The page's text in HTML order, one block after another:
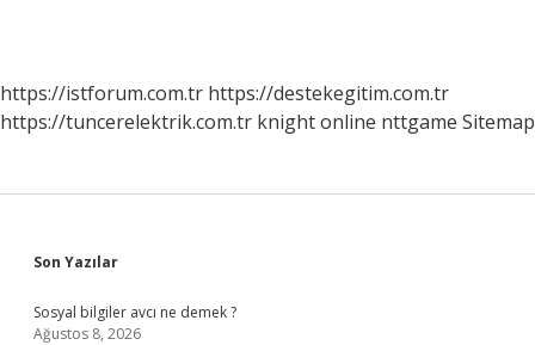
https://istforum.com.tr https://destekegitim.com.tr
https://tuncerelektrik.com.tr knight online nttgame Sitemap
Sidebar
Son Yazılar
Sosyal bilgiler avcı ne demek ?
Ağustos 8, 2026